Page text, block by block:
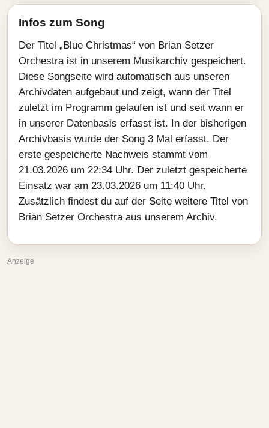
Infos zum Song
Der Titel „Blue Christmas“ von Brian Setzer
Orchestra ist in unserem Musikarchiv gespeichert.
Diese Songseite wird automatisch aus unseren
Archivdaten aufgebaut und zeigt, wann der Titel
zuletzt im Programm gelaufen ist und seit wann er
in unserer Datenbasis erfasst ist. In der bisherigen
Archivbasis wurde der Song 3 Mal erfasst. Der
erste gespeicherte Nachweis stammt vom
21.03.2026 um 22:34 Uhr. Der zuletzt gespeicherte
Einsatz war am 23.03.2026 um 11:40 Uhr.
Zusätzlich findest du auf der Seite weitere Titel von
Brian Setzer Orchestra aus unserem Archiv.
Anzeige